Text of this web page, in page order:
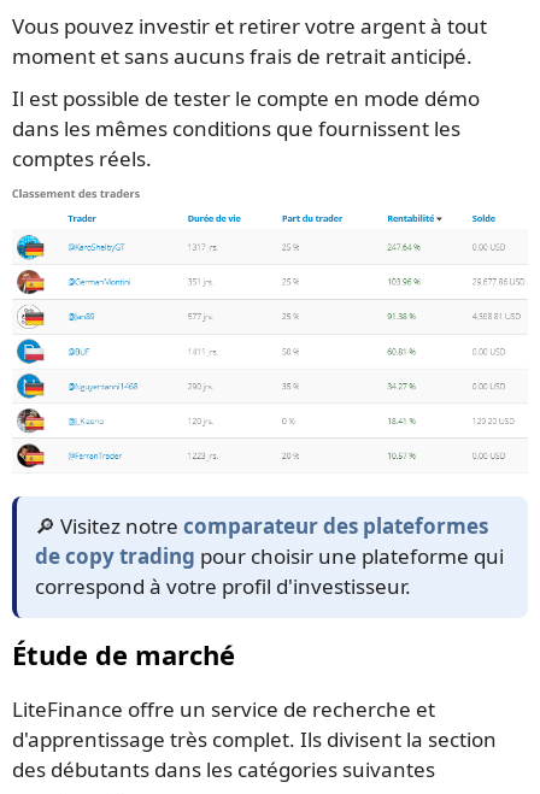
Vous pouvez investir et retirer votre argent à tout
moment et sans aucuns frais de retrait anticipé.
Il est possible de tester le compte en mode démo
dans les mêmes conditions que fournissent les
comptes réels.
🔎 Visitez notre comparateur des plateformes
de copy trading pour choisir une plateforme qui
correspond à votre profil d'investisseur.
Étude de marché
LiteFinance offre un service de recherche et
d'apprentissage très complet. Ils divisent la section
des débutants dans les catégories suivantes